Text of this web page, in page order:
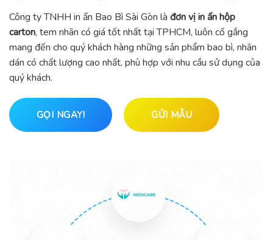
Công ty TNHH in ấn Bao Bì Sài Gòn là đơn vị in ấn hộp
carton, tem nhãn có giá tốt nhất tại TPHCM, luôn cố gắng
mang đến cho quý khách hàng những sản phẩm bao bì, nhãn
dán có chất lượng cao nhất, phù hợp với nhu cầu sử dụng của
quý khách.
GỌI NGAY! GỬI MẪU